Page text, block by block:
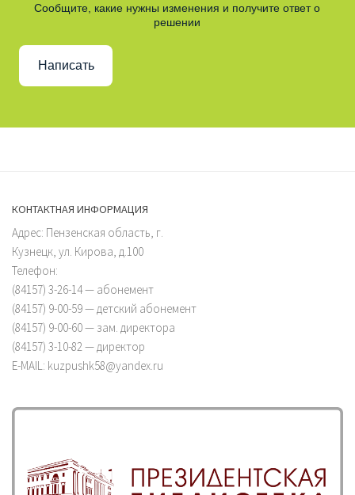
Сообщите, какие нужны изменения и получите ответ о
решении
Написать
КОНТАКТНАЯ ИНФОРМАЦИЯ
Адрес: Пензенская область, г.
Кузнецк, ул. Кирова, д.100
Телефон:
(84157) 3-26-14 — абонемент
(84157) 9-00-59 — детский абонемент
(84157) 9-00-60 — зам. директора
(84157) 3-10-82 — директор
E-MAIL: kuzpushk58@yandex.ru